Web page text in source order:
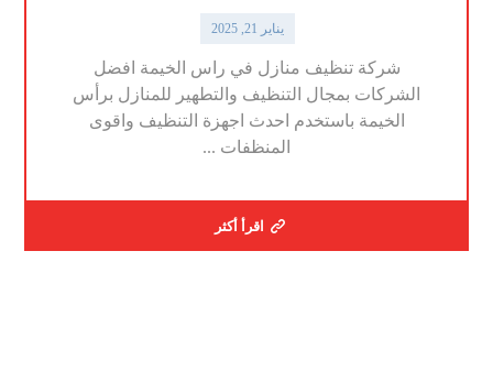
يناير 21, 2025
شركة تنظيف منازل في راس الخيمة افضل
الشركات بمجال التنظيف والتطهير للمنازل برأس
الخيمة باستخدم احدث اجهزة التنظيف واقوى
المنظفات ...
اقرأ أكثر